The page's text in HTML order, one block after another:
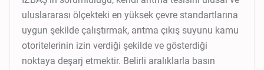
uluslararası ölçekteki en yüksek çevre standartlarına
uygun şekilde çalıştırmak, arıtma çıkış suyunu kamu
otoritelerinin izin verdiği şekilde ve gösterdiği
noktaya deşarj etmektir. Belirli aralıklarla basın